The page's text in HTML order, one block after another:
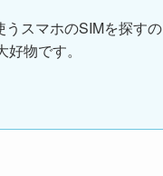
スマホのSIMを探すの
物です。